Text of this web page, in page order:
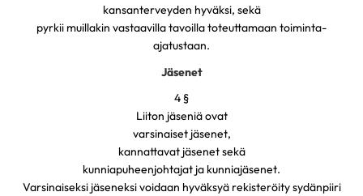
kansanterveyden hyväksi, sekä
pyrkii muillakin vastaavilla tavoilla toteuttamaan toiminta-
ajatustaan.
Jäsenet
4 §
Liiton jäseniä ovat
varsinaiset jäsenet,
kannattavat jäsenet sekä
kunniapuheenjohtajat ja kunniajäsenet.
Varsinaiseksi jäseneksi voidaan hyväksyä rekisteröity sydänpiiri